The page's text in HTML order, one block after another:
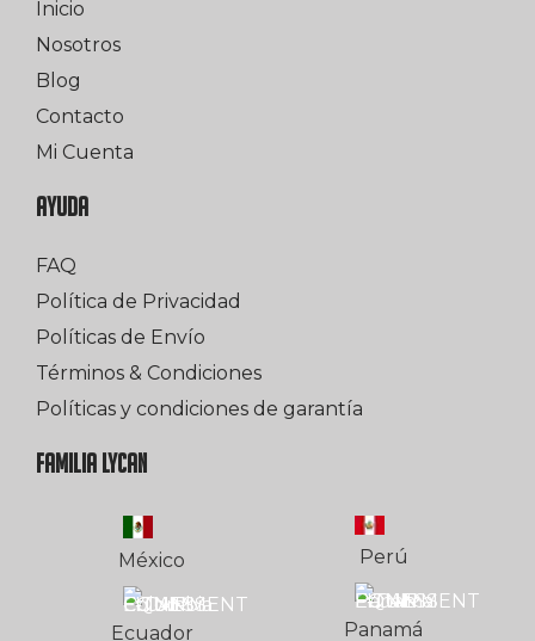
Inicio
Nosotros
Blog
Contacto
Mi Cuenta
AYUDA
FAQ
Política de Privacidad
Políticas de Envío
Términos & Condiciones
Políticas y condiciones de garantía
FAMILIA LYCAN
México
Ecuador
Perú
Panamá